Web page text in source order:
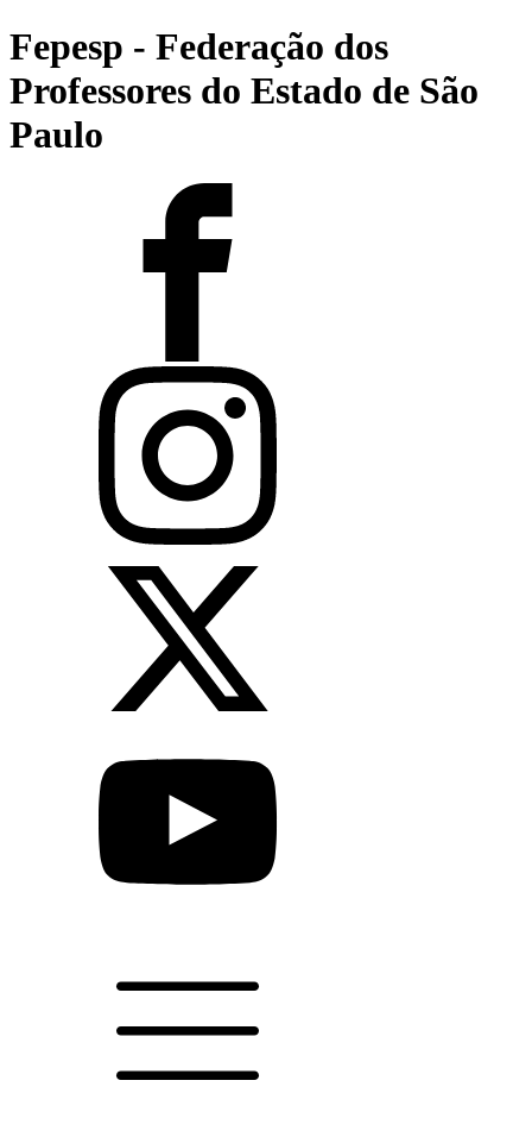
Fepesp - Federação dos
Professores do Estado de São
Paulo